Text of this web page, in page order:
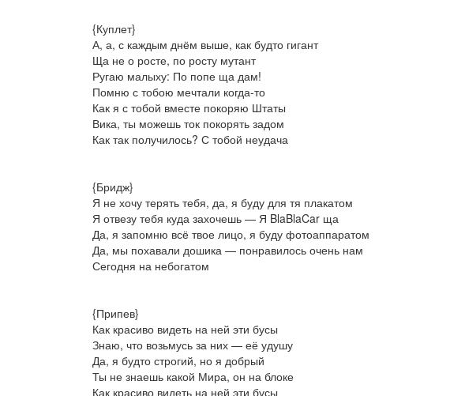
{Куплет}
А, а, с каждым днём выше, как будто гигант
Ща не о росте, по росту мутант
Ругаю малыху: По попе ща дам!
Помню с тобою мечтали когда-то
Как я с тобой вместе покоряю Штаты
Вика, ты можешь ток покорять задом
Как так получилось? С тобой неудача
{Бридж}
Я не хочу терять тебя, да, я буду для тя плакатом
Я отвезу тебя куда захочешь — Я BlaBlaCar ща
Да, я запомню всё твое лицо, я буду фотоаппаратом
Да, мы похавали дошика — понравилось очень нам
Сегодня на небогатом
{Припев}
Как красиво видеть на ней эти бусы
Знаю, что возьмусь за них — её удушу
Да, я будто строгий, но я добрый
Ты не знаешь какой Мира, он на блоке
Как красиво видеть на ней эти бусы